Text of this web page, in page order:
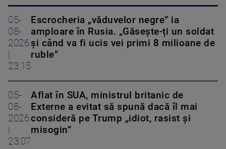
05-
08-
2026
23:15
Escrocheria „văduvelor negre” ia
amploare în Rusia. „Găsește-ți un soldat
și când va fi ucis vei primi 8 milioane de
ruble”
05-
08-
2026
23:07
Aflat în SUA, ministrul britanic de
Externe a evitat să spună dacă îl mai
consideră pe Trump „idiot, rasist și
misogin”